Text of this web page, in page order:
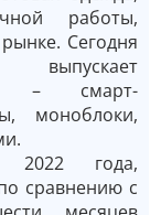
работы,
Сегодня
– смарт-
моноблоки,
2022 года,
сравнению с